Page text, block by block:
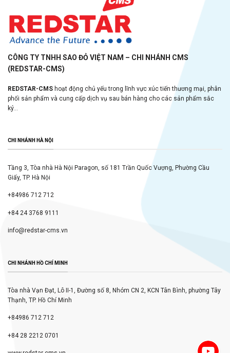
CÔNG TY TNHH SAO ĐỎ VIỆT NAM – CHI NHÁNH CMS
(REDSTAR-CMS)
REDSTAR-CMS hoạt động chủ yếu trong lĩnh vực xúc tiến thương mại, phân
phối sản phẩm và cung cấp dịch vụ sau bán hàng cho các sản phẩm sắc
ký...
CHI NHÁNH HÀ NỘI
Tầng 3, Tòa nhà Hà Nội Paragon, số 181 Trần Quốc Vượng, Phường Cầu
Giấy, TP. Hà Nội
+84986 712 712
+84 24 3768 9111
info@redstar-cms.vn
CHI NHÁNH HỒ CHÍ MINH
Tòa nhà Vạn Đạt, Lô II-1, Đường số 8, Nhóm CN 2, KCN Tân Bình, phường Tây
Thạnh, TP. Hồ Chí Minh
+84986 712 712
+84 28 2212 0701